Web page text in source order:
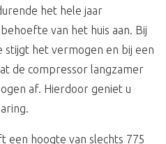
het hele jaar
van het huis aan. Bij
het vermogen en bij een
de compressor langzamer
af. Hierdoor geniet u
een hoogte van slechts 775